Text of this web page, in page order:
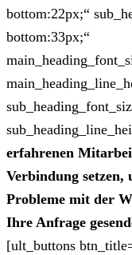
bottom:22px;“
bottom:33px;“
erfahrenen
Verbindung
Probleme mit der
Ihre Anfrage
[ult_buttons